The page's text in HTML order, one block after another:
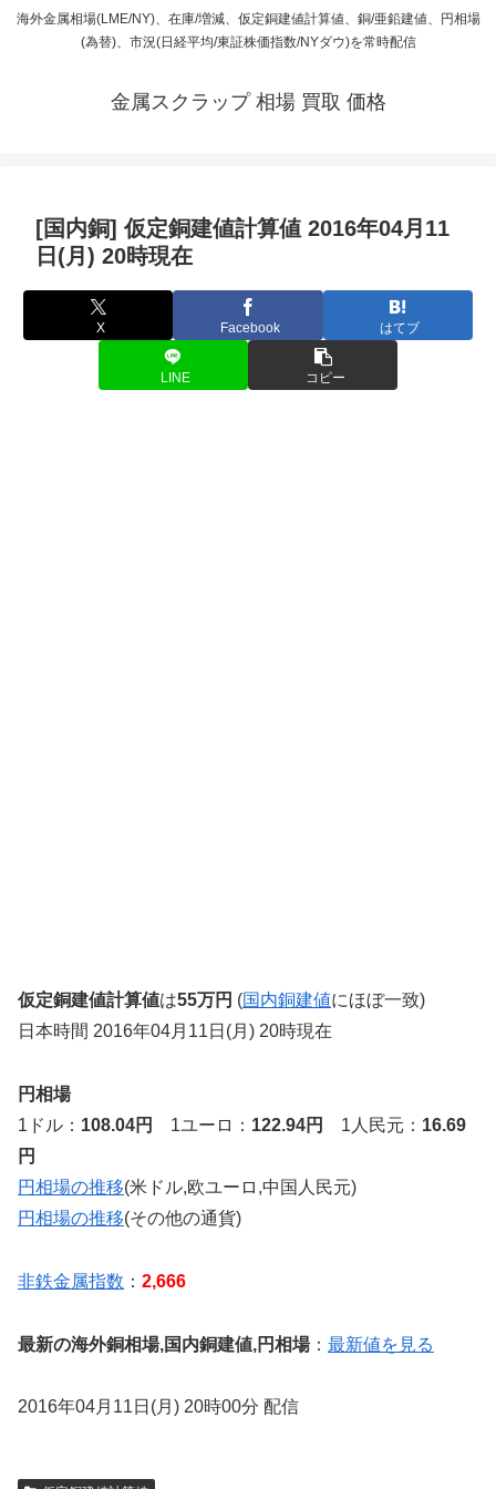
海外金属相場(LME/NY)、在庫/増減、仮定銅建値計算値、銅/亜鉛建値、円相場
(為替)、市況(日経平均/東証株価指数/NYダウ)を常時配信
金属スクラップ 相場 買取 価格
[国内銅] 仮定銅建値計算値 2016年04月11
日(月) 20時現在
X Facebook はてブ
LINE コピー
仮定銅建値計算値は55万円 (国内銅建値にほぼ一致)
日本時間 2016年04月11日(月) 20時現在
円相場
1ドル： 108.04円 1ユーロ： 122.94円 1人民元： 16.69
円
円相場の推移(米ドル,欧ユーロ,中国人民元)
円相場の推移(その他の通貨)
非鉄金属指数 ： 2,666
最新の海外銅相場,国内銅建値,円相場： 最新値を見る
2016年04月11日(月) 20時00分 配信